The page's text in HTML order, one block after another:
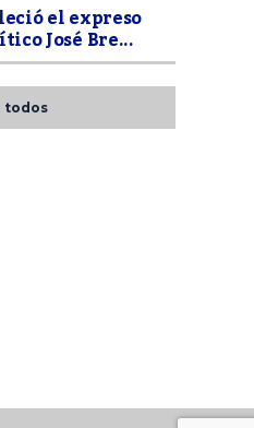
el expreso
José Bre...
todos